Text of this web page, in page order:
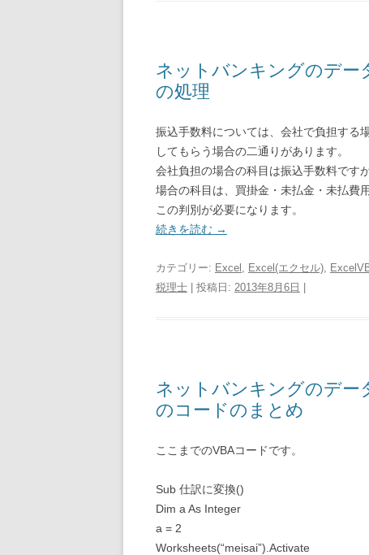
ネットバンキングのデー
の処理
振込手数料については、会社で負担する
してもらう場合の二通りがあります。
会社負担の場合の科目は振込手数料です
場合の科目は、買掛金・未払金・未払費
この判別が必要になります。
続きを読む →
カテゴリー: Excel , Excel(エクセル),
税理士 | 投稿日: 2013年8月6日
ネットバンキングのデー
のコードのまとめ
ここまでのVBAコードです。
Sub 仕訳に変換()
Dim a As Integer
a = 2
Worksheets(“meisai”).Activate